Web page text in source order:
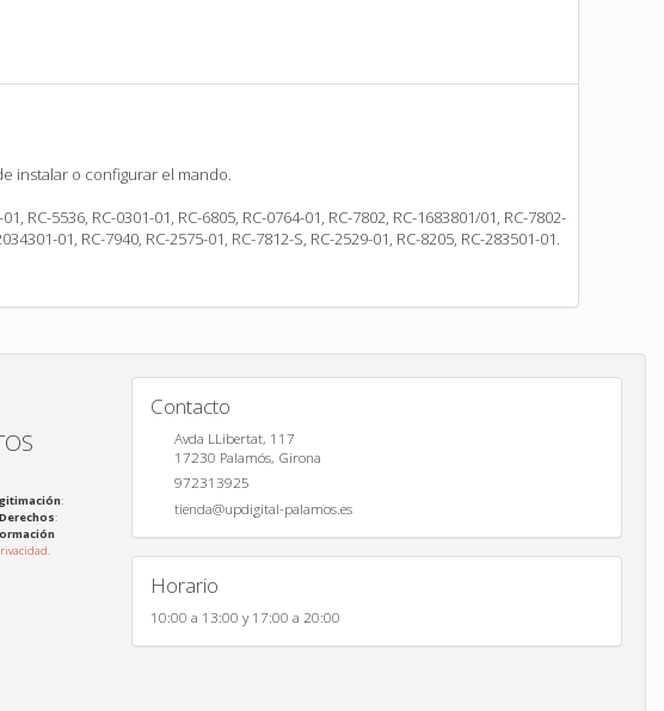
instalar o configurar el mando.
5536, RC-0301-01, RC-6805, RC-0764-01, RC-7802, RC-1683801/01, RC-7802-
01, RC-7940, RC-2575-01, RC-7812-S, RC-2529-01, RC-8205, RC-283501-01.
:
Derechos:
.
Contacto
Avda LLibertat, 117
17230 Palamós, Girona
972313925
tienda@updigital-palamos.es
Horario
10:00 a 13:00 y 17:00 a 20:00